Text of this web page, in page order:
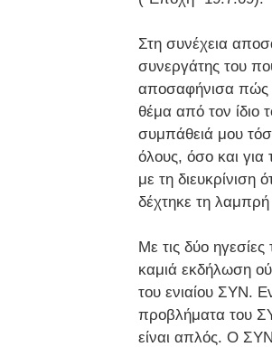
Στη συνέχεια
συνεργάτης του
αποσαφήνισα πώς
θέμα από τον
συμπάθειά μου
όλους, όσο και για
με τη
δέχτηκε τη
Με τις δύο
καμιά εκδήλωση
του ενιαίου ΣΥΝ.
προβλήματα του
είναι απλός. Ο